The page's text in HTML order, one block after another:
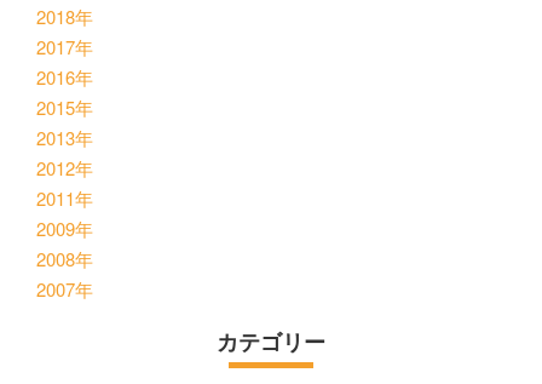
2018年
2017年
2016年
2015年
2013年
2012年
2011年
2009年
2008年
2007年
カテゴリー